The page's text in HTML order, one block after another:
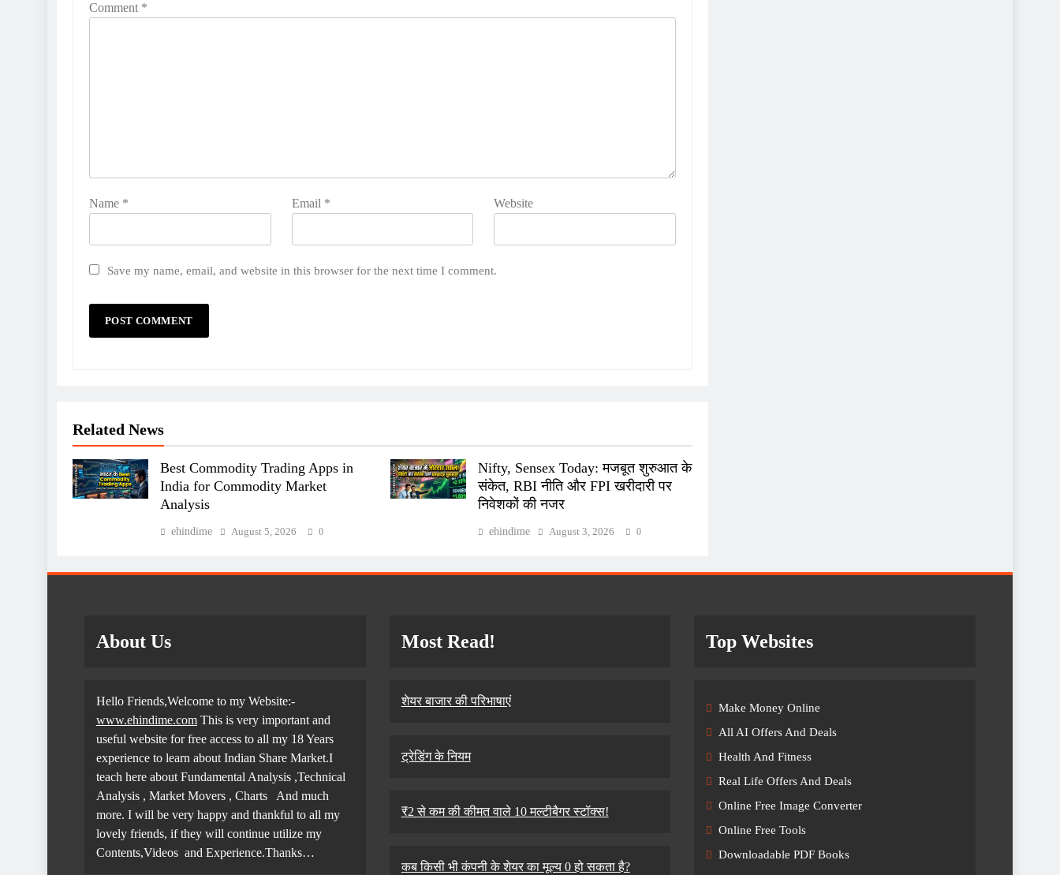
Comment *
Name * Email * Website
Save my name, email, and website in this browser for the next time I comment.
Related News
Best Commodity Trading Apps in
India for Commodity Market
Analysis
ehindime August 5, 2026 0
Nifty, Sensex Today: मजबूत शुरुआत के
संकेत, RBI नीति और FPI खरीदारी पर
निवेशकों की नजर
ehindime August 3, 2026 0
About Us
Hello Friends,Welcome to my Website:-
www.ehindime.com This is very important and
useful website for free access to all my 18 Years
experience to learn about Indian Share Market.I
teach here about Fundamental Analysis ,Technical
Analysis , Market Movers , Charts
And much
more. I will be very happy and thankful to all my
lovely friends, if they will continue utilize my
Contents,Videos and Experience.Thanks…
Most Read!
शेयर बाजार की परिभाषाएं
ट्रेडिंग के नियम
₹2 से कम की कीमत वाले 10 मल्टीबैगर स्टॉक्स!
कब किसी भी कंपनी के शेयर का मूल्य 0 हो सकता है?
Top Websites
Make Money Online
All AI Offers And Deals
Health And Fitness
Real Life Offers And Deals
Online Free Image Converter
Online Free Tools
Downloadable PDF Books